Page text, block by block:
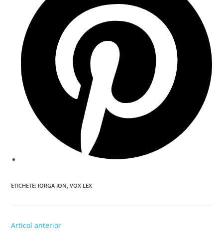
window
ETICHETE: IORGA ION, VOX LEX
Read
Articol anterior